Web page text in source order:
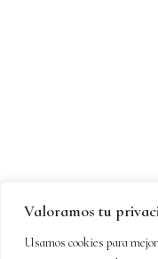
Valoramos tu
Usamos cookies para